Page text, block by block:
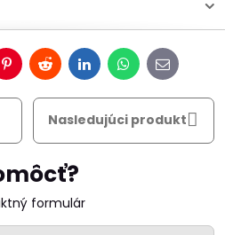
PinterestRedditLinkedInWhatsApp
E-
mail
Nasledujúci produkt
formulár